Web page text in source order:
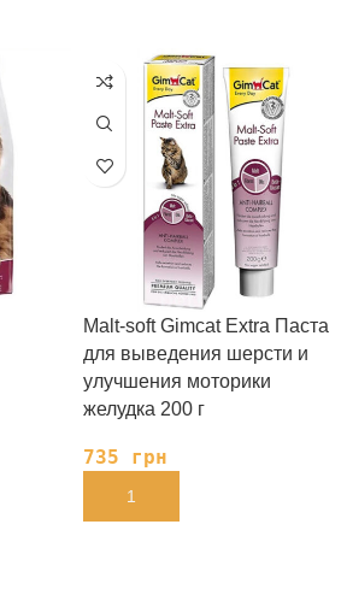
Malt-soft Gimcat Extra Паста
для выведения шерсти и
улучшения моторики
желудка 200 г
735 грн
В КОРЗИНУ